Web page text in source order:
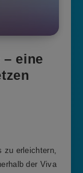
eine
zu erleichtern,
der Viva